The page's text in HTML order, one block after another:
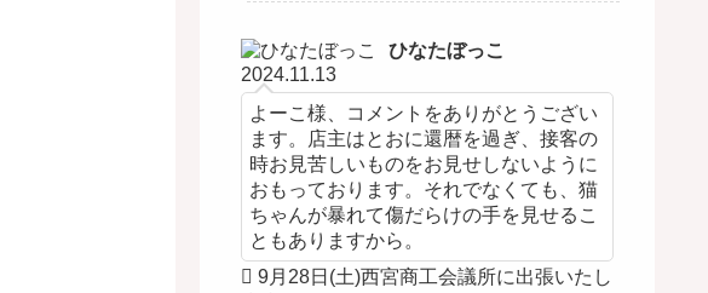
ひなたぼっこ
2024.11.13
よーこ様、コメントをありがとうござい
ます。店主はとおに還暦を過ぎ、接客の
時お見苦しいものをお見せしないように
おもっております。それでなくても、猫
ちゃんが暴れて傷だらけの手を見せるこ
ともありますから。
9月28日(土)西宮商工会議所に出張いたし